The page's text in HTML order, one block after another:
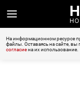
На информационном ресурсе
файлы. Оставаясь на сайте, вы
согласиена их использование.